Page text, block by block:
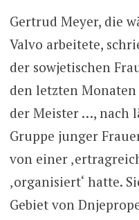
Gertrud Meyer, die
Valvo arbeitete,
der sowjetischen
den letzten Monaten
der Meister …, nach
Gruppe junger
von einer
‚organisiert‘ hatte.
Gebiet von